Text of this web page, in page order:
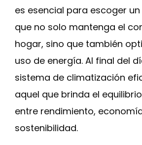
es esencial para escoger
que no solo mantenga el
hogar, sino que también
uso de energía. Al final del
sistema de climatización
aquel que brinda el
entre rendimiento,
sostenibilidad.